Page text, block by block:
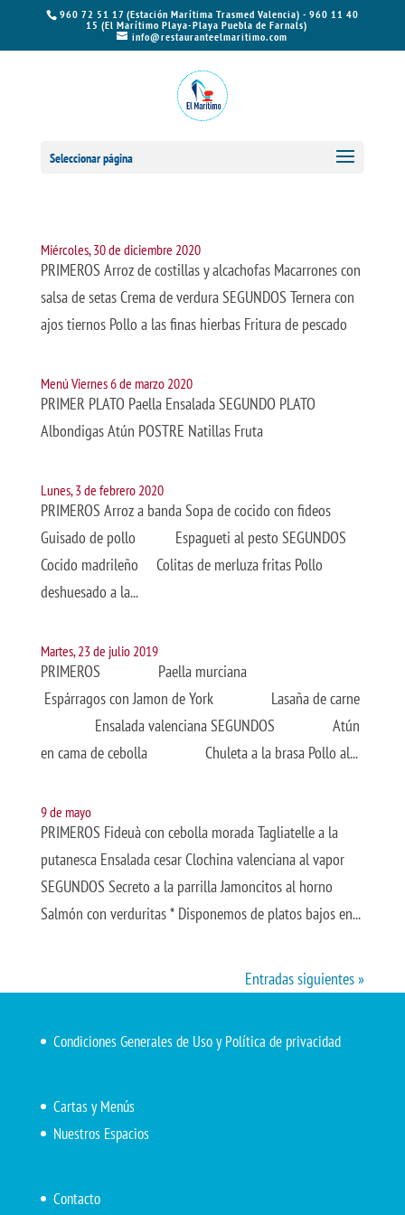
960 72 51 17 (Estación Marítima Trasmed Valencia) - 960 11 40
15 (El Marítimo Playa-Playa Puebla de Farnals)
info@restauranteelmaritimo.com
Seleccionar página
Miércoles, 30 de diciembre 2020
PRIMEROS Arroz de costillas y alcachofas Macarrones con
salsa de setas Crema de verdura SEGUNDOS Ternera con
ajos tiernos Pollo a las finas hierbas Fritura de pescado
Menú Viernes 6 de marzo 2020
PRIMER PLATO Paella Ensalada SEGUNDO PLATO
Albondigas Atún POSTRE Natillas Fruta
Lunes, 3 de febrero 2020
PRIMEROS Arroz a banda Sopa de cocido con fideos
Guisado de pollo Espagueti al pesto SEGUNDOS
Cocido madrileño Colitas de merluza fritas Pollo
deshuesado a la...
Martes, 23 de julio 2019
PRIMEROS Paella murciana
Espárragos con Jamon de York Lasaña de carne
Ensalada valenciana SEGUNDOS Atún
en cama de cebolla Chuleta a la brasa Pollo al...
9 de mayo
PRIMEROS Fideuà con cebolla morada Tagliatelle a la
putanesca Ensalada cesar Clochina valenciana al vapor
SEGUNDOS Secreto a la parrilla Jamoncitos al horno
Salmón con verduritas * Disponemos de platos bajos en...
Entradas siguientes »
Condiciones Generales de Uso y Política de privacidad
Cartas y Menús
Nuestros Espacios
Contacto